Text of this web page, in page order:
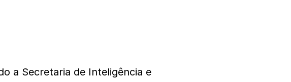
a Secretaria de Inteligência e